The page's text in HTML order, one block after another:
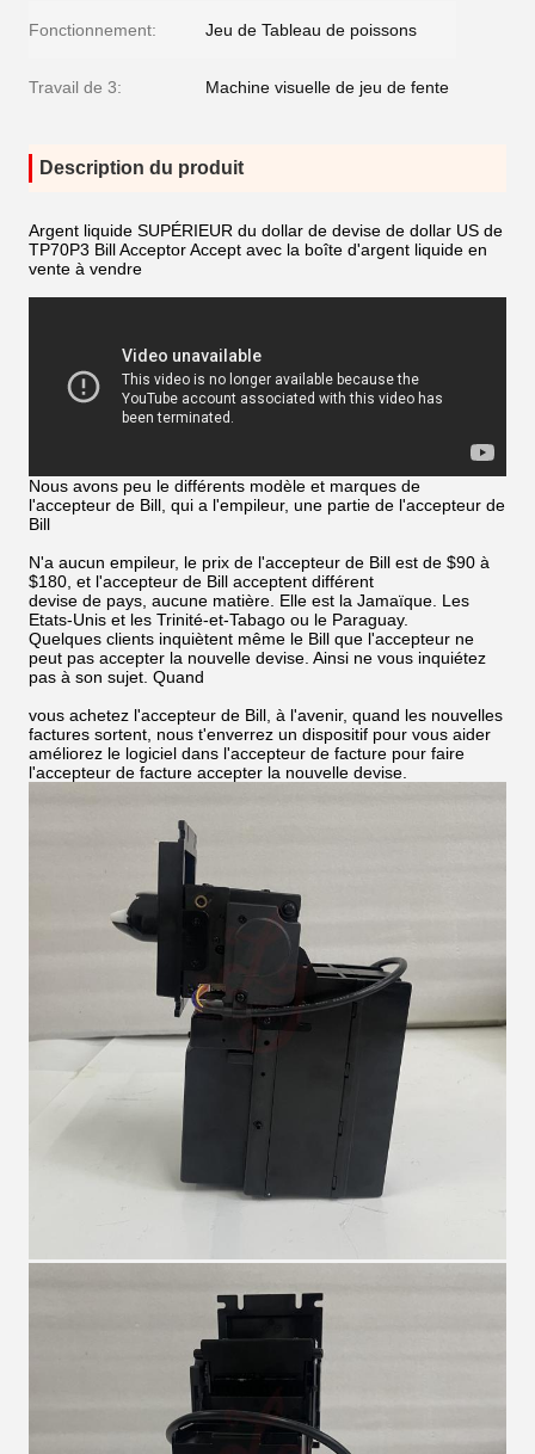
Fonctionnement: Jeu de Tableau de poissons
Travail de 3: Machine visuelle de jeu de fente
Description du produit
Argent liquide SUPÉRIEUR du dollar de devise de dollar US de
TP70P3 Bill Acceptor Accept avec la boîte d'argent liquide en
vente à vendre
Nous avons peu le différents modèle et marques de
l'accepteur de Bill, qui a l'empileur, une partie de l'accepteur de
Bill
N'a aucun empileur, le prix de l'accepteur de Bill est de $90 à
$180, et l'accepteur de Bill acceptent différent
devise de pays, aucune matière. Elle est la Jamaïque. Les
Etats-Unis et les Trinité-et-Tabago ou le Paraguay.
Quelques clients inquiètent même le Bill que l'accepteur ne
peut pas accepter la nouvelle devise. Ainsi ne vous inquiétez
pas à son sujet. Quand
vous achetez l'accepteur de Bill, à l'avenir, quand les nouvelles
factures sortent, nous t'enverrez un dispositif pour vous aider
améliorez le logiciel dans l'accepteur de facture pour faire
l'accepteur de facture accepter la nouvelle devise.